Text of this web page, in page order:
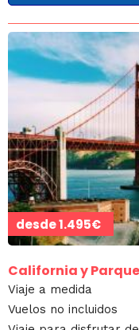
desde1.495€
California y
Viaje a medida
Vuelos no incluidos